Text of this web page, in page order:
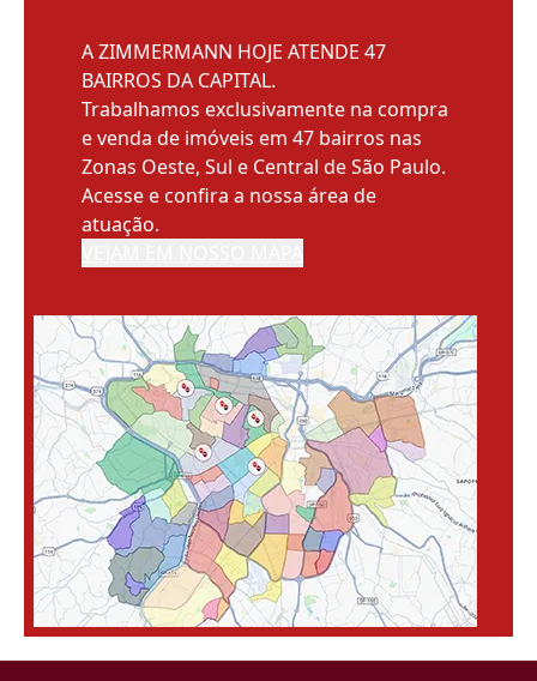
A ZIMMERMANN HOJE ATENDE 47
BAIRROS DA CAPITAL.
Trabalhamos exclusivamente na compra
e venda de imóveis em 47 bairros nas
Zonas Oeste, Sul e Central de São Paulo.
Acesse e confira a nossa área de
atuação.